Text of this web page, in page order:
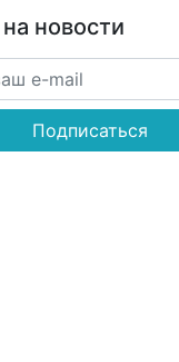
новости
Подписаться